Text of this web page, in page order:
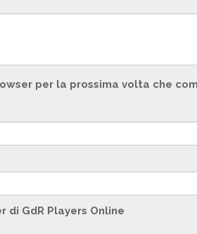
per la prossima volta che
GdR Players Online